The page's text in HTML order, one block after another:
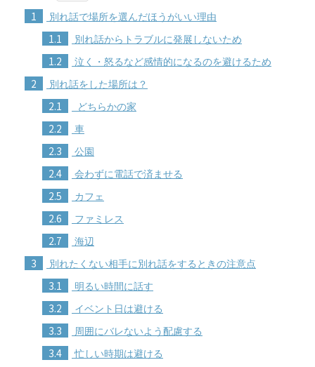
1 別れ話で場所を選んだほうがいい理由
1.1 別れ話からトラブルに発展しないため
1.2 泣く・怒るなど感情的になるのを避けるため
2 別れ話をした場所は？
2.1 どちらかの家
2.2 車
2.3 公園
2.4 会わずに電話で済ませる
2.5 カフェ
2.6 ファミレス
2.7 海辺
3 別れたくない相手に別れ話をするときの注意点
3.1 明るい時間に話す
3.2 イベント日は避ける
3.3 周囲にバレないよう配慮する
3.4 忙しい時期は避ける